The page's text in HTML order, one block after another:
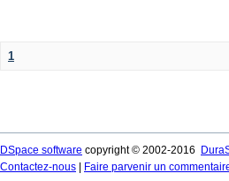
1
DSpace software copyright © 2002-2016
Contactez-nous
Faire parvenir un